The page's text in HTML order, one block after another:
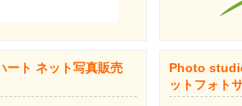
ート ネット写真販売
Photo
ットフォト